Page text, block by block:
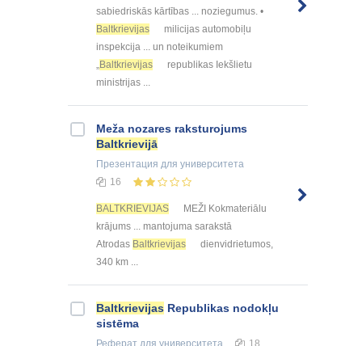
sabiedriskās kārtības ... noziegumus. •
Baltkrievijas
milicijas automobiļu
inspekcija ... un noteikumiem
„Baltkrievijas
republikas Iekšlietu
ministrijas ...
Meža nozares raksturojums
Baltkrievijā
Презентация для университета
16
BALTKRIEVIJAS
MEŽI Kokmateriālu
krājums ... mantojuma sarakstā
Atrodas Baltkrievijas
dienvidrietumos,
340 km ...
Baltkrievijas Republikas nodokļu
sistēma
Реферат для университета 18